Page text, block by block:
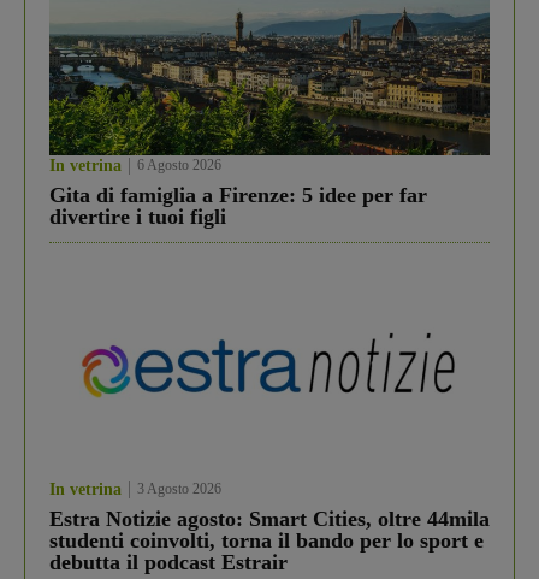
In vetrina 6 Agosto 2026
Gita di famiglia a Firenze: 5 idee per far
divertire i tuoi figli
In vetrina 3 Agosto 2026
Estra Notizie agosto: Smart Cities, oltre 44mila
studenti coinvolti, torna il bando per lo sport e
debutta il podcast Estrair